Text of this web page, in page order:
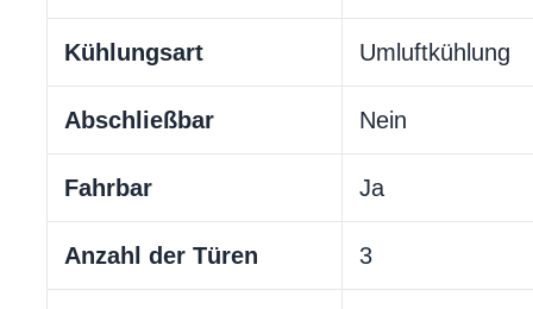
Kühlungsart Umluftkühlung
Abschließbar Nein
Fahrbar Ja
Anzahl der Türen 3